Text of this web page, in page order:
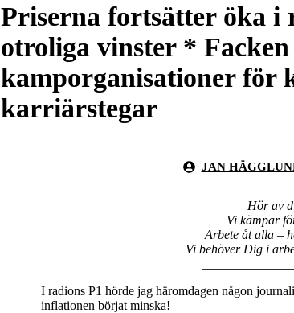
Priserna fortsätter öka
otroliga vinster *
kamporganisationer för
karriärstegar
JAN
Hör av
Vi kämpar
Arbete åt alla –
Vi behöver Dig i
I radions P1 hörde jag häromdagen någon
inflationen börjat minska!